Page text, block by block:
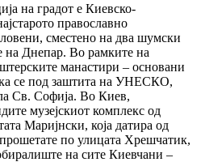
на градот е Киевско-
православно
сместено на два шумски
на Днепар. Во рамките на
манастири – основани
се под заштита на УНЕСКО,
Св. Софија. Во Киев,
музејскиот комплекс од
Маријнски, која датира од
по улицата Хрешчатик,
на сите Киевчани –